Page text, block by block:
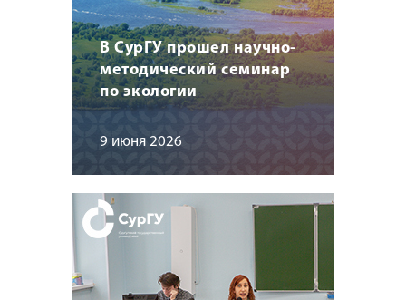
В СурГУ прошел научно-
методический семинар
по экологии
9 июня 2026